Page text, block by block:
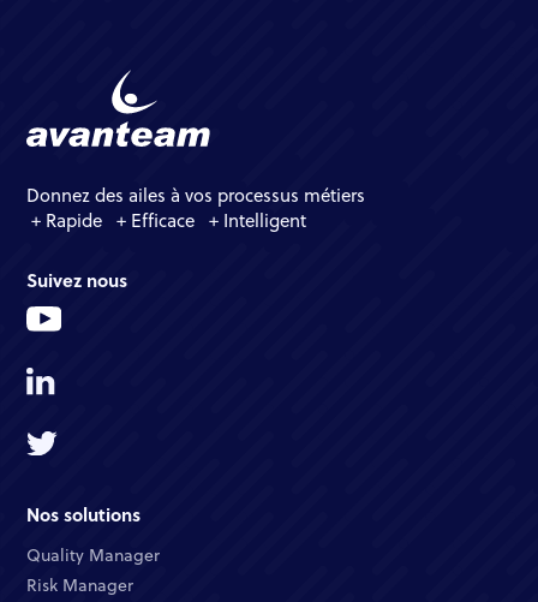
Donnez des ailes à vos processus métiers
+ Rapide + Efficace + Intelligent
Suivez nous
Nos solutions
Quality Manager​
Risk Manager​